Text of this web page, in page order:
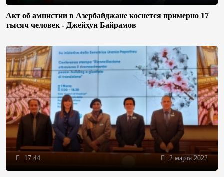
Акт об амнистии в Азербайджане коснется примерно 17
тысяч человек - Джейхун Байрамов
17:44 2 марта 2022